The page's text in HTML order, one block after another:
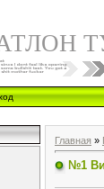
Главная »
№1